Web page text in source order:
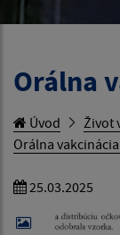
Orálna
Úvod Život
Orálna
25.03.2025